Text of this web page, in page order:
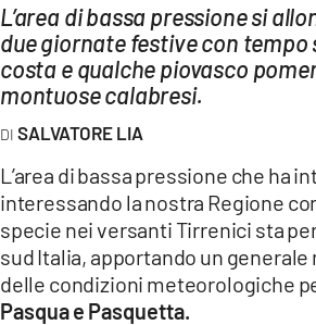
LaC
Network
LACPLAY.IT
LACTV.IT
LACONAIR.IT
LACITYMAG.IT
ILREGGINO.IT
COSENZACHANNEL.IT
L’area di bassa pressione si
due giornate festive con tempo
costa e qualche piovasco
montuose calabresi.
SALVATORE LIA
L’area di bassa pressione che ha
interessando la nostra Regione
specie nei versanti Tirrenici sta
sud Italia, apportando un
delle condizioni meteorologiche
Pasqua e Pasquetta.